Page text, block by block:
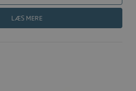
LÆS MERE